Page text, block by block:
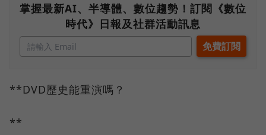
掌握最新AI、半導體、數位趨勢！訂閱《數位
時代》日報及社群活動訊息
**DVD歷史能重演嗎？
**